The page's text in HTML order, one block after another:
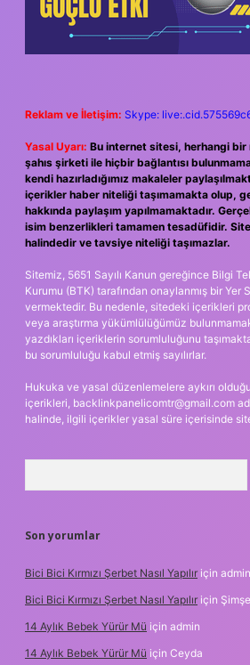
Reklam ve İletişim: Skype:
Yasal Uyarı: Bu internet sitesi, herhangi bir
şahıs şirketi ile hiçbir bağlantısı
kendi hazırladığımız makaleler
içerikler haber niteliği taşımamakta olup,
hakkında paylaşım yapılmamaktadır.
isim benzerlikleri tamamen tesadüfidir.
halindedir ve tavsiye niteliği taşımazlar.
Sitemiz, 5651 Sayılı Kanun gereğince Bilgi
Kurumu (BTK) tarafından onaylanmış bir Yer
vermektedir. Bu nedenle, sitedeki içerikleri
veya araştırma yükümlülüğümüz
yazdıkları içeriklerin sorumluluğunu
bu sorumluluğu kabul etmiş sayılırlar.
Hukuka ve yasal düzenlemelere aykırı
içerikleri, backlinkpanelicomtr@gmail.com
halinde, ilgili içerikler yasal süre içerisinde
Son yorumlar
Bici Bici Kırmızı Şerbet Nasıl Yapılır için admin
Bici Bici Kırmızı Şerbet Nasıl Yapılır için
14 Aylık Bebek Yürür Mü için admin
14 Aylık Bebek Yürür Mü için Ceyda